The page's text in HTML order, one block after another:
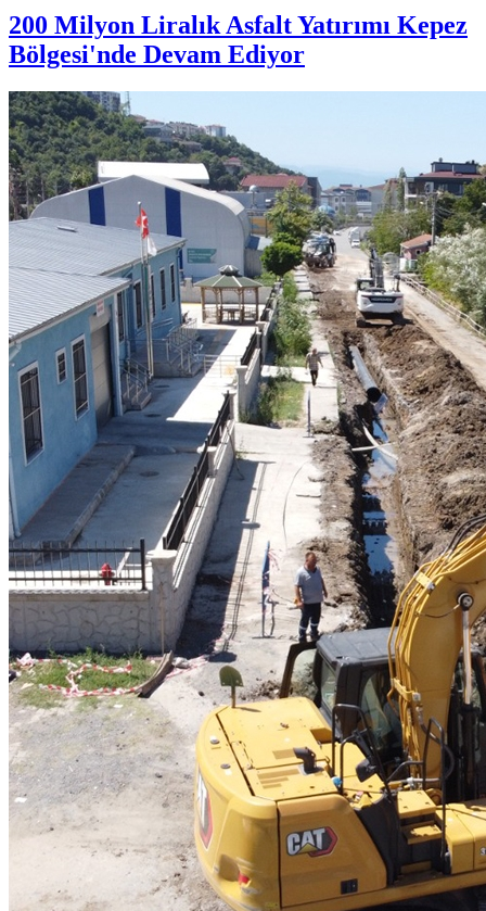
200 Milyon Liralık Asfalt Yatırımı Kepez
Bölgesi'nde Devam Ediyor